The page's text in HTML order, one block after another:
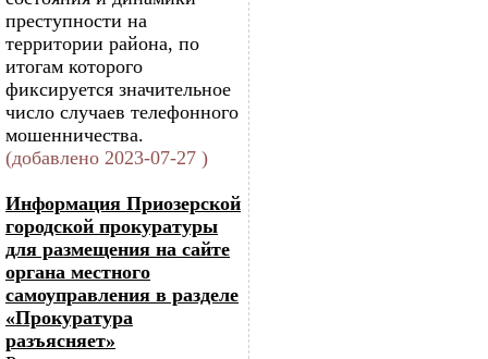
преступности на
территории района, по
итогам которого
фиксируется значительное
число случаев телефонного
мошенничества.
(добавлено 2023-07-27 )
Информация Приозерской
городской прокуратуры
для размещения на сайте
органа местного
самоуправления в разделе
«Прокуратура
разъясняет»